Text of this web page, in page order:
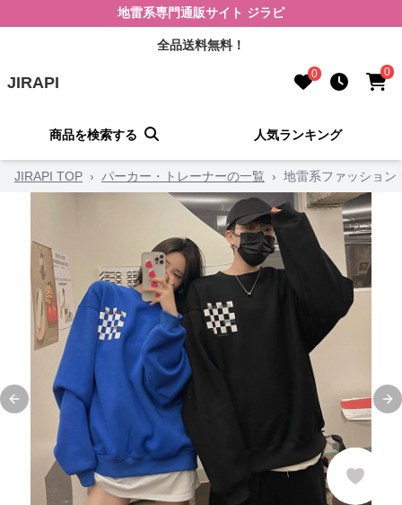
地雷系専門通販サイト ジラピ
全品送料無料！
JIRAPI 0 0
商品を検索する 人気ランキング
JIRAPI TOP › パーカー・トレーナーの一覧 › 地雷系ファッション
Previous slide